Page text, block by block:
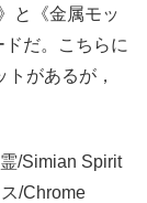
と《金属モッ
だ。こちらに
があるが，
/Simian Spirit
/Chrome